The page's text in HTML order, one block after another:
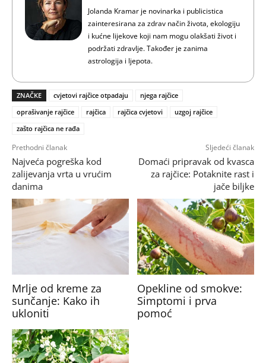
Jolanda Kramar je novinarka i publicistica
zainteresirana za zdrav način života, ekologiju
i kućne lijekove koji nam mogu olakšati život i
podržati zdravlje. Također je zanima
astrologija i ljepota.
ZNAČKE cvjetovi rajčice otpadaju
njega rajčice
oprašivanje rajčice
rajčica rajčica cvjetovi
uzgoj rajčice
zašto rajčica ne rađa
Prethodni članak
Najveća pogreška kod
zalijevanja vrta u vrućim
danima
Sljedeći članak
Domaći pripravak od kvasca
za rajčice: Potaknite rast i
jače biljke
Mrlje od kreme za
sunčanje: Kako ih
ukloniti
Opekline od smokve:
Simptomi i prva
pomoć